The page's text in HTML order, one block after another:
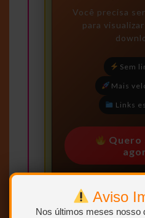
Aviso
Nos últimos meses nosso
Você precisa ser
para
Sem
Mais
Links
Quero
Para saber
Colaborador.